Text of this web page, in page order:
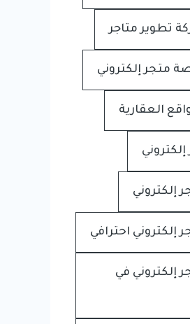
تطوير متاجر
متجر إلكتروني
العقارية
إلكتروني
إلكتروني
إلكتروني احترافي
إلكتروني في